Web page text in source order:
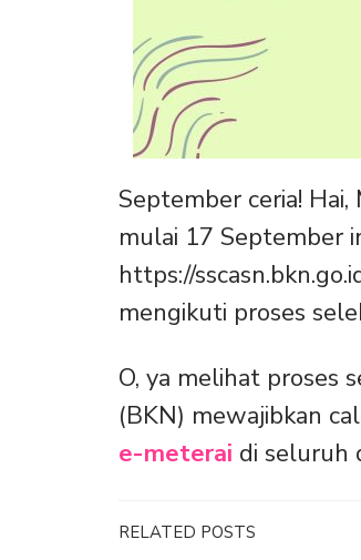
September ceria! Hai,
mulai 17 September
https://
mengikuti proses
O, ya melihat proses
(BKN) mewajibkan
e-meterai di seluruh
RELATED POSTS